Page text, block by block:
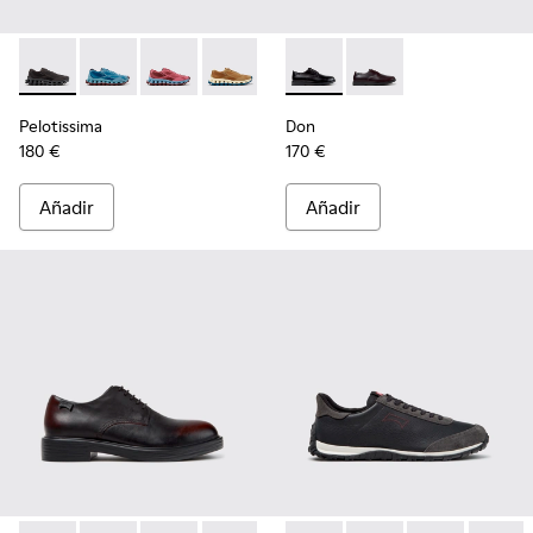
Pelotissima - K101109-006 - Zapatillas negras de
Pelotissima - K101109-011 - Zapatillas azules de
Pelotissima - K101109-010
Pelotissima - K101109-007 -
Pelotissima
180 €
Añadir
Don - K101140-001 -
Don - K101140-003
Don
170 €
Añadir